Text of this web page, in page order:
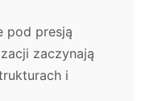
pod presją
zaczynają
i